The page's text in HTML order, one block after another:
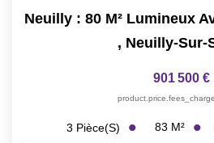
, Neuilly-Sur-
901 500 €
3 Pièce(s) 83 M²